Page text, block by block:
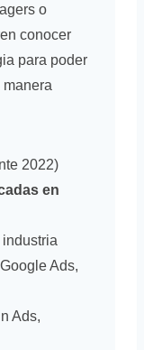
o
conocer
para poder
2022)
en
Ads,
Ads,